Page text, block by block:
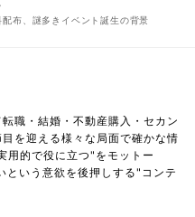
布、謎多きイベント誕生の背景
職・結婚・不動産購入・セカン
を迎える様々な局面で確かな情
用的で役に立つ"をモットー
いう意欲を後押しする"コンテ